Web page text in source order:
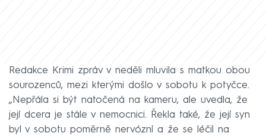
Redakce Krimi zpráv v neděli mluvila s matkou obou
sourozenců, mezi kterými došlo v sobotu k potyčce.
„Nepřála si být natočená na kameru, ale uvedla, že
její dcera je stále v nemocnici. Řekla také, že její syn
byl v sobotu poměrně nervózní a že se léčil na